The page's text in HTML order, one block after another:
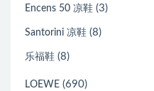
Encens 50 凉鞋 (3)
Santorini 凉鞋 (8)
乐福鞋 (8)
LOEWE (690)